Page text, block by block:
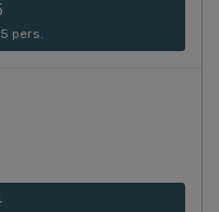
pers.